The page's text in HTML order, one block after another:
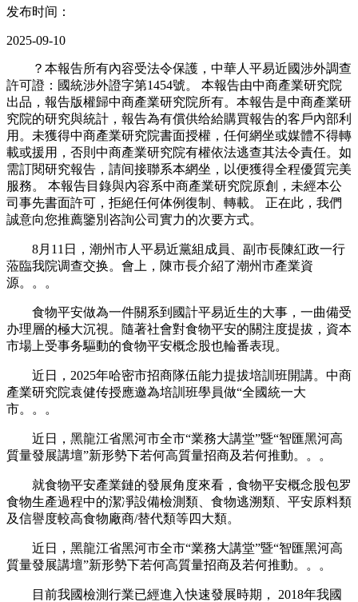
发布时间：
2025-09-10
？本報告所有內容受法令保護，中華人平易近國涉外調查
許可證：國統涉外證字第1454號。 本報告由中商產業研究院
出品，報告版權歸中商產業研究院所有。本報告是中商產業研
究院的研究與統計，報告為有償供给給購買報告的客戶內部利
用。未獲得中商產業研究院書面授權，任何網坐或媒體不得轉
載或援用，否則中商產業研究院有權依法逃查其法令責任。如
需訂閱研究報告，請间接聯系本網坐，以便獲得全程優質完美
服務。 本報告目錄與內容系中商產業研究院原創，未經本公
司事先書面許可，拒絕任何体例復制、轉載。 正在此，我們
誠意向您推薦鑒別咨詢公司實力的次要方式。
8月11日，潮州市人平易近黨組成員、副市長陳紅政一行
蒞臨我院调查交换。會上，陳市長介紹了潮州市產業資
源。。。
食物平安做為一件關系到國計平易近生的大事，一曲備受
办理層的極大沉視。隨著社會對食物平安的關注度提拔，資本
市場上受事务驅動的食物平安概念股也輪番表現。
近日，2025年哈密市招商隊伍能力提拔培訓班開講。中商
產業研究院袁健传授應邀為培訓班學員做“全國統一大
市。。。
近日，黑龍江省黑河市全市“業務大講堂”暨“智匯黑河高
質量發展講壇”新形勢下若何高質量招商及若何推動。。。
就食物平安產業鏈的發展角度來看，食物平安概念股包罗
食物生產過程中的潔凈設備檢測類、食物逃溯類、平安原料類
及信譽度較高食物廠商/替代類等四大類。
近日，黑龍江省黑河市全市“業務大講堂”暨“智匯黑河高
質量發展講壇”新形勢下若何高質量招商及若何推動。。。
目前我國檢測行業已經進入快速發展時期， 2018年我國